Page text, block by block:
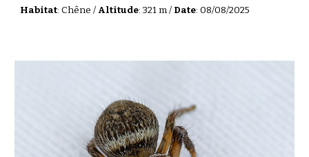
Habitat: Chêne / Altitude: 321 m / Date: 08/08/2025